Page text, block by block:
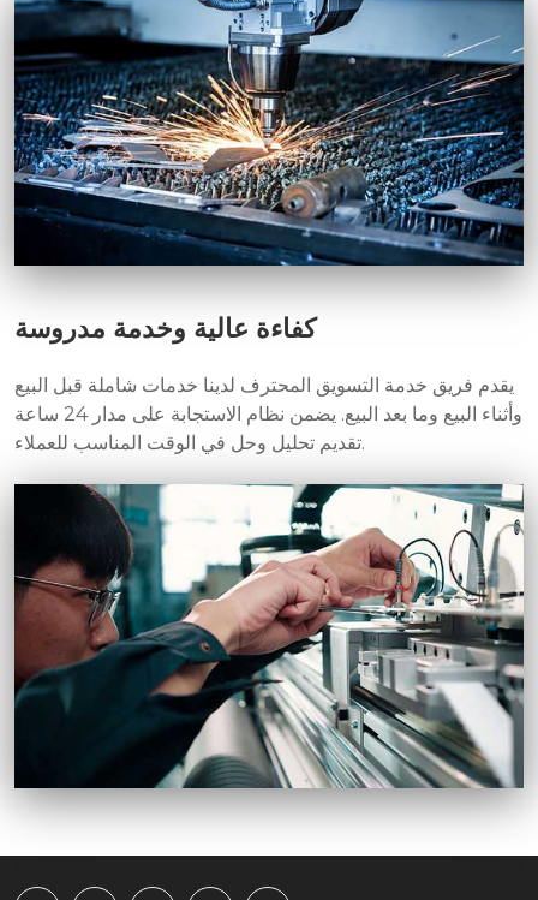
كفاءة عالية وخدمة مدروسة
يقدم فريق خدمة التسويق المحترف لدينا خدمات شاملة قبل البيع
وأثناء البيع وما بعد البيع. يضمن نظام الاستجابة على مدار 24 ساعة
تقديم تحليل وحل في الوقت المناسب للعملاء.